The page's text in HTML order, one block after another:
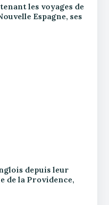
les voyages de
Espagne, ses
depuis leur
de la Providence,